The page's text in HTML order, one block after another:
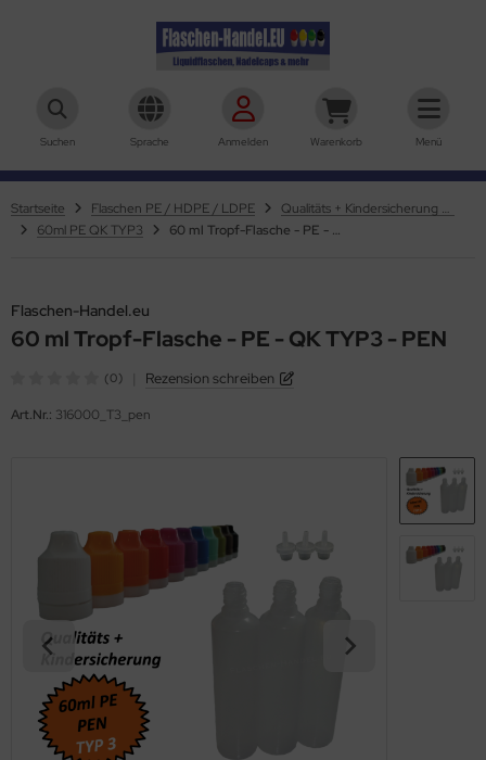
Suchen Sprache Anmelden Warenkorb Menü
Startseite Flaschen PE / HDPE / LDPE
Qualitäts + Kindersicherung TYP3
60ml PE QK TYP3
60 ml Tropf-Flasche - PE - QK TYP3 - PEN
Flaschen-Handel.eu
60 ml Tropf-Flasche - PE - QK TYP3 - PEN
(0) Rezension schreiben
Art.Nr.: 316000_T3_pen